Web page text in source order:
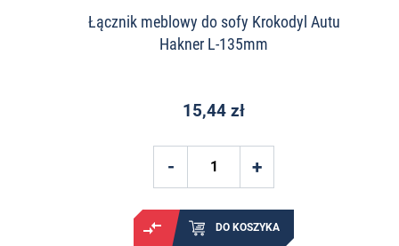
Łącznik meblowy do sofy Krokodyl Autu
Hakner L-135mm
15,44 zł
DO KOSZYKA